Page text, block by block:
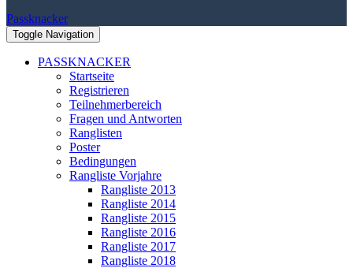
Passknacker
Toggle Navigation
PASSKNACKER
Startseite
Registrieren
Teilnehmerbereich
Fragen und Antworten
Ranglisten
Poster
Bedingungen
Rangliste Vorjahre
Rangliste 2013
Rangliste 2014
Rangliste 2015
Rangliste 2016
Rangliste 2017
Rangliste 2018